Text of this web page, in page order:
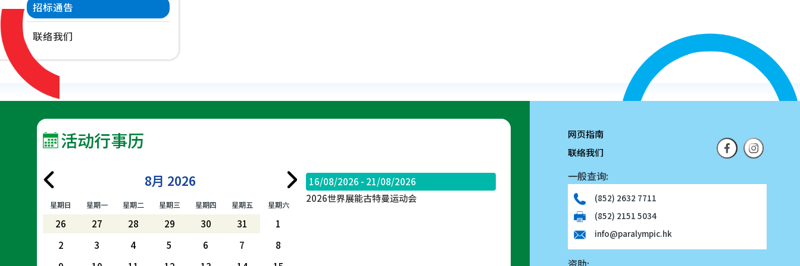
招标通告
联络我们
活动行事历
8月 2026
星期日 星期一 星期二 星期三 星期四 星期五 星期六
26 27 28 29 30 31
1
2
3 4 5 6 7
8
16/08/2026 - 21/08/2026
2026世界展能古特曼运动会
网页指南
联络我们
一般查询:
(852) 2632 7711
(852) 2151 5034
info@paralympic.hk